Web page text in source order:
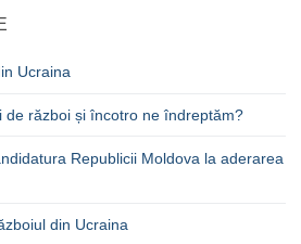
Ucraina
război și încotro ne îndreptăm?
Republicii Moldova la aderarea
din Ucraina